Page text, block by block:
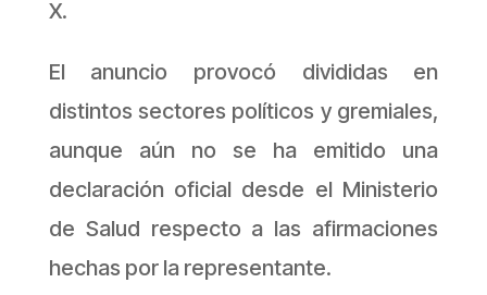
X.
El anuncio provocó divididas en
distintos sectores políticos y gremiales,
aunque aún no se ha emitido una
declaración oficial desde el Ministerio
de Salud respecto a las afirmaciones
hechas por la representante.